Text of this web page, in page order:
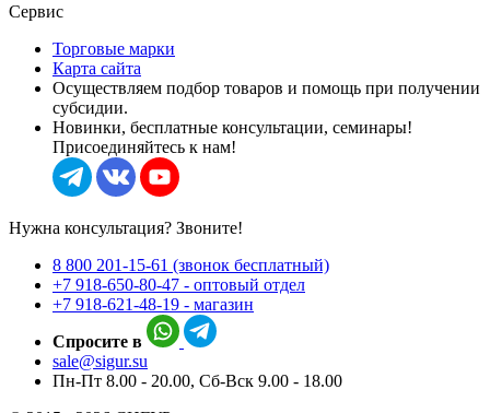
Сервис
Торговые марки
Карта сайта
Осуществляем подбор товаров и помощь при получении
субсидии.
Новинки, бесплатные консультации, семинары!
Присоединяйтесь к нам!
Нужна консультация? Звоните!
8 800 201-15-61 (звонок бесплатный)
+7 918-650-80-47 - оптовый отдел
+7 918-621-48-19 - магазин
Спросите в
sale@sigur.su
Пн-Пт 8.00 - 20.00, Сб-Вск 9.00 - 18.00